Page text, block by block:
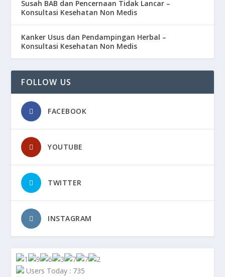
Susah BAB dan Pencernaan Tidak Lancar –
Konsultasi Kesehatan Non Medis
Kanker Usus dan Pendampingan Herbal –
Konsultasi Kesehatan Non Medis
FOLLOW US
FACEBOOK
YOUTUBE
TWITTER
INSTAGRAM
Users Today : 735